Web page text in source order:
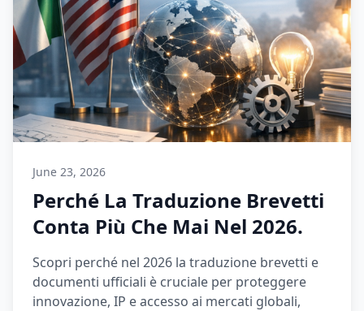
June 23, 2026
Perché La Traduzione Brevetti
Conta Più Che Mai Nel 2026.
Scopri perché nel 2026 la traduzione brevetti e
documenti ufficiali è cruciale per proteggere
innovazione, IP e accesso ai mercati globali,